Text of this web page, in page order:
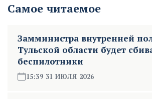
Самое читаемое
Замминистра внутренней
Тульской области будет
беспилотники
15:39 31 ИЮЛЯ 2026